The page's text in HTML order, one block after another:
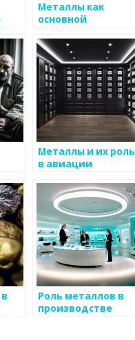
Металлы как
основной
материал
Металлы и их роль
в авиации
Роль металлов в
производстве